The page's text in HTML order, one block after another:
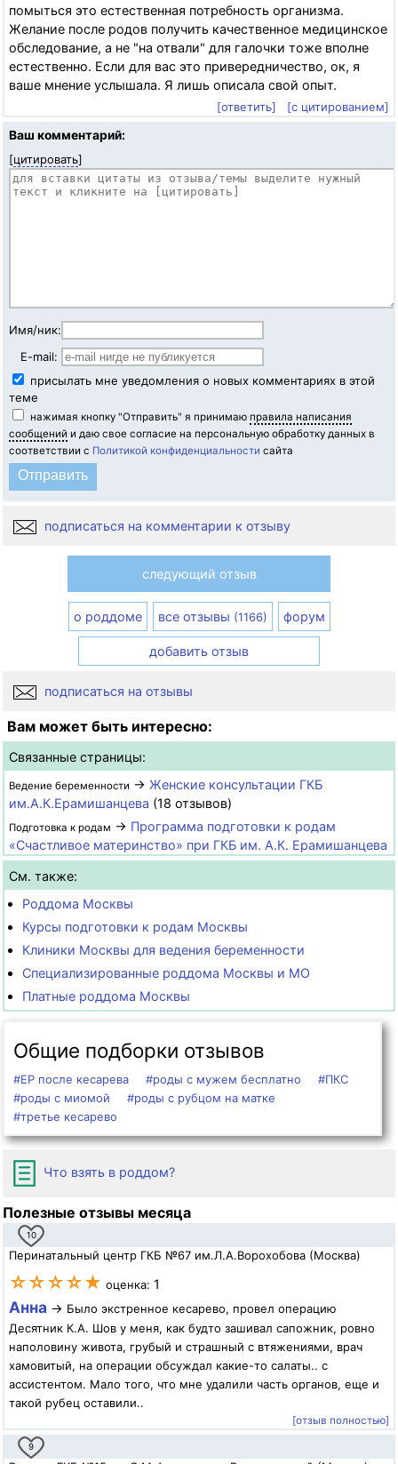
помыться это естественная потребность организма.
Желание после родов получить качественное медицинское
обследование, а не "на отвали" для галочки тоже вполне
естественно. Если для вас это привередничество, ок, я
ваше мнение услышала. Я лишь описала свой опыт.
[ответить]
[с цитированием]
Ваш комментарий:
[цитировать]
Имя/ник:
E-mail:
присылать мне уведомления о новых комментариях в этой
теме
нажимая кнопку "Отправить" я принимаю правила написания
сообщений и даю свое согласие на персональную обработку данных в
соответствии с Политикой конфиденциальности сайта
подписаться на комментарии к отзыву
следующий отзыв
о роддоме все отзывы (1166) форум
добавить отзыв
подписаться на отзывы
Вам может быть интересно:
Связанные страницы:
Ведение беременности → Женские консультации ГКБ
им.А.К.Ерамишанцева (18 отзывов)
Подготовка к родам → Программа подготовки к родам
«Счастливое материнство» при ГКБ им. А.К. Ерамишанцева
См. также:
Роддома Москвы
Курсы подготовки к родам Москвы
Клиники Москвы для ведения беременности
Специализированные роддома Москвы и МО
Платные роддома Москвы
Общие подборки отзывов
#ЕР после кесарева #роды с мужем бесплатно
#ПКС
#роды с миомой
#роды с рубцом на матке
#третье кесарево
Что взять в роддом?
Полезные отзывы месяца
10
Перинатальный центр ГКБ №67 им.Л.А.Ворохобова (Москва)
☆☆☆☆★ оценка: 1
Анна → Было экстренное кесарево, провел операцию
Десятник К.А. Шов у меня, как будто зашивал сапожник, ровно
наполовину живота, грубый и страшный с втяжениями, врач
хамовитый, на операции обсуждал какие-то салаты.. с
ассистентом. Мало того, что мне удалили часть органов, еще и
такой рубец оставили..
[отзыв полностью]
9